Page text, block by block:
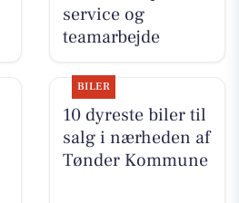
service og
teamarbejde
BILER
10 dyreste biler til
salg i nærheden af
Tønder Kommune